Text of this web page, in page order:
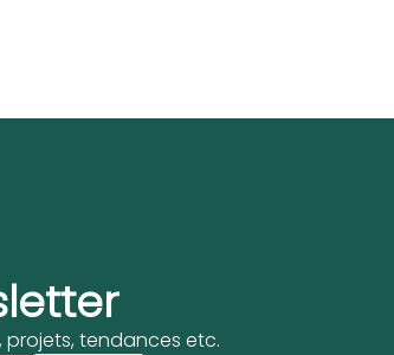
projets, tendances etc.